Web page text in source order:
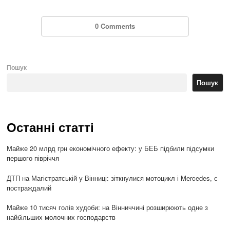
0 Comments
Пошук
Пошук
Останні статті
Майже 20 млрд грн економічного ефекту: у БЕБ підбили підсумки
першого півріччя
ДТП на Магістратській у Вінниці: зіткнулися мотоцикл і Mercedes, є
постраждалий
Майже 10 тисяч голів худоби: на Вінниччині розширюють одне з
найбільших молочних господарств